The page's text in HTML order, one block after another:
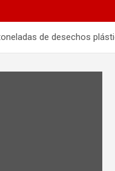
de desechos